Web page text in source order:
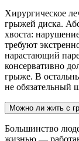
Хирургическое
грыжей диска.
хвоста:
требуют
нарастающий
консервативно
грыже. В
не обязательный
Можно ли жить с
Большинство
жизнью —